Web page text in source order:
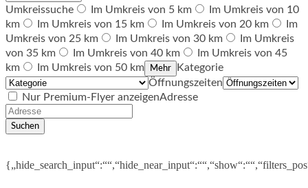
Umkreissuche Im Umkreis von 5 km
Im Umkreis von 10
km
Im Umkreis von 15 km Im Umkreis von 20 km
Im
Umkreis von 25 km
Im Umkreis von 30 km
Im Umkreis
von 35 km
Im Umkreis von 40 km
Im Umkreis von 45
km
Im Umkreis von 50 km Mehr
Kategorie
Öffnungszeiten
Nur Premium-Flyer anzeigenAdresse
Suchen